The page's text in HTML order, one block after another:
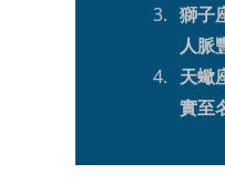
獅子
人脈
天蠍
實至